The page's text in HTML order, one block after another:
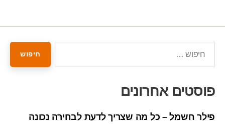
פוסטים אחרונים
פילר חשמל – כל מה שצריך לדעת לבחירה נכונה